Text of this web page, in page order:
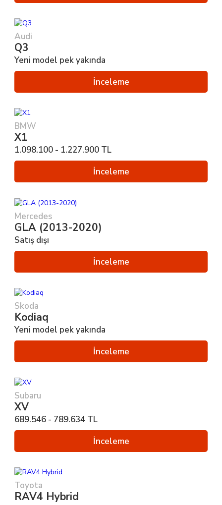
Audi
Q3
Yeni model pek yakında
İnceleme
BMW
X1
1.098.100 - 1.227.900 TL
İnceleme
Mercedes
GLA (2013-2020)
Satış dışı
İnceleme
Skoda
Kodiaq
Yeni model pek yakında
İnceleme
Subaru
XV
689.546 - 789.634 TL
İnceleme
Toyota
RAV4 Hybrid